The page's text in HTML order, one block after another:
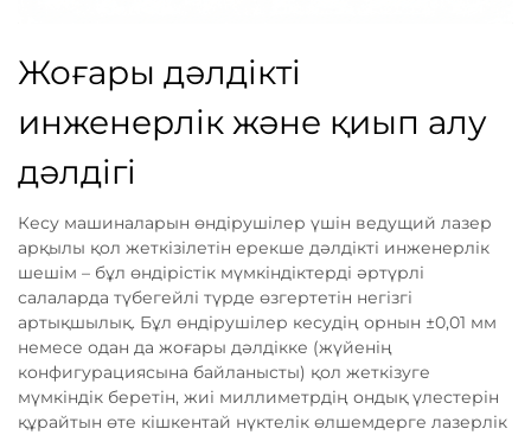
Жоғары дәлдікті
инженерлік және қиып алу
дәлдігі
Кесу машиналарын өндірушілер үшін ведущий лазер
арқылы қол жеткізілетін ерекше дәлдікті инженерлік
шешім – бұл өндірістік мүмкіндіктерді әртүрлі
салаларда түбегейлі түрде өзгертетін негізгі
артықшылық. Бұл өндірушілер кесудің орнын ±0,01 мм
немесе одан да жоғары дәлдікке (жүйенің
конфигурациясына байланысты) қол жеткізуге
мүмкіндік беретін, жиі миллиметрдің ондық үлестерін
құрайтын өте кішкентай нүктелік өлшемдерге лазерлік